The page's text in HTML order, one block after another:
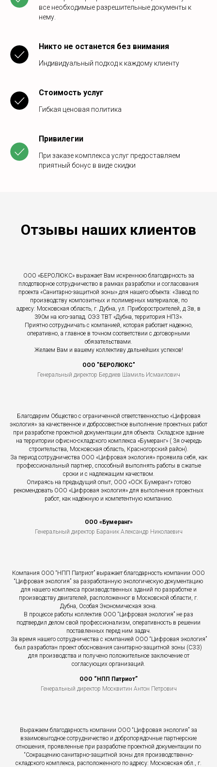
все необходимые разрешительные документы к
нему.
Никто не останется без внимания
Индивидуальный подход к каждому клиенту
Стоимость услуг
Гибкая ценовая политика
Привилегии
При заказе комплекса услуг предоставляем
приятный бонус в виде скидки
Отзывы наших клиентов
ООО «БЕРОЛЮКС» выражает Вам искреннюю благодарность за
плодотворное сотрудничество в рамках разработки и согласования
проекта «Санитарно-защитной зоны» для нашего объекта: «Завод по
производству композитных и полимерных материалов, по
адресу: Московская область, г. Дубна, ул. Приборостроителей, д.Зв, в
390м на юго-запад, ОЭЗ ТВТ «Дубна, территория НПЗ».
Приятно сотрудничать с компанией, которая работает надежно,
оперативно, а главное в точном соответствии с договорными
обязательствами.
Желаем Вам и вашему коллективу дальнейших успехов!
ООО "БЕРОЛЮКС"
Генеральный директор Бердиев Шамиль Исмаилович
Благодарим Общество с ограниченной ответственностью «Цифровая
экология» за качественное и добросовестное выполнение проектных работ
при разработке проектной документации для объекта: Складское здание
на территории офисно-складского комплекса «Бумеранг» ( 3я очередь
строительства, Московская область, Красногорский район).
За период сотрудничества ООО «Цифровая экология» проявила себя, как
профессиональный партнер, способный выполнять работы в сжатые
сроки и с надлежащим качеством.
Опираясь на предыдущий опыт, ООО «ОСК Бумеранг» готово
рекомендовать ООО «Цифровая экология» для выполнения проектных
работ, как надёжную и компетентную компанию.
ООО «Бумеранг»
Генеральный директор Бараник Александр Николаевич
Компания ООО “НПП Патриот” выражает благодарность компании ООО
“Цифровая экология” за разработанную экологическую документацию
для нашего комплекса производственных зданий по разработке и
производству двигателей, расположенног в Московской области, г.
Дубна, Особая Экономическая зона.
В процессе работы коллектив ООО “Цифровая экология” не раз
подтвердил делом свой профессионализм, оперативность в решении
поставленных перед ним задач.
За время нашего сотрудничества с компанией ООО “Цифровая экология”
был разработан проект обоснования санитарно-защитной зоны (СЗЗ)
для производства и получено положительное заключение от
согласующих организаций.
ООО “НПП Патриот”
Генеральный директор Москвитин Антон Петрович
Выражаем благодарность компании ООО “Цифровая экология” за
взаимовыгодное сотрудничество и добропорядочные партнерские
отношения, проявленные при разработке проектной документации по
“Сокращению санитарно-защитной зоны для производственно-
складского комплекса, расположенного по адресу: Московская обл., г.